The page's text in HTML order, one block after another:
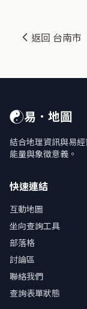
返回 台南市
☯易．地圖
結合地理資訊與易
能量與象徵意義。
快速連結
互動地圖
坐向查詢工具
部落格
討論區
聯絡我們
查詢表單狀態